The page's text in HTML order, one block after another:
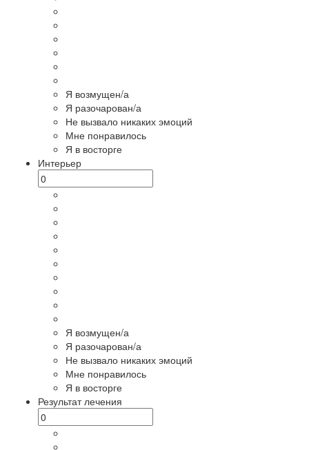
Я возмущен/а
Я разочарован/а
Не вызвало никаких эмоций
Мне понравилось
Я в восторге
Интерьер
Я возмущен/а
Я разочарован/а
Не вызвало никаких эмоций
Мне понравилось
Я в восторге
Результат лечения